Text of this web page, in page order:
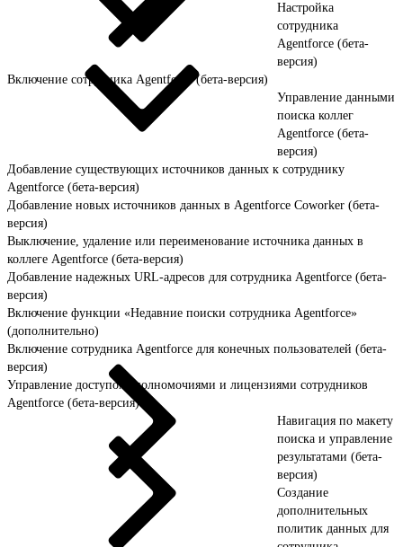
Настройка
сотрудника
Agentforce (бета-
версия)
Включение сотрудника Agentforce (бета-версия)
Управление данными
поиска коллег
Agentforce (бета-
версия)
Добавление существующих источников данных к сотруднику
Agentforce (бета-версия)
Добавление новых источников данных в Agentforce Coworker (бета-
версия)
Выключение, удаление или переименование источника данных в
коллеге Agentforce (бета-версия)
Добавление надежных URL-адресов для сотрудника Agentforce (бета-
версия)
Включение функции «Недавние поиски сотрудника Agentforce»
(дополнительно)
Включение сотрудника Agentforce для конечных пользователей (бета-
версия)
Управление доступом, полномочиями и лицензиями сотрудников
Agentforce (бета-версия)
Навигация по макету
поиска и управление
результатами (бета-
версия)
Создание
дополнительных
политик данных для